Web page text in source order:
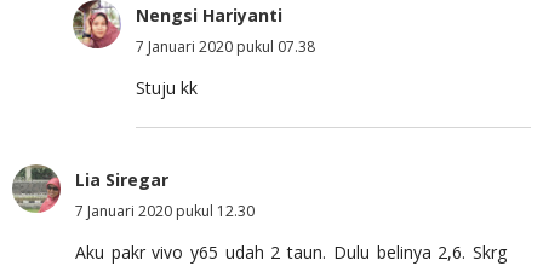
Nengsi Hariyanti
7 Januari 2020 pukul 07.38
Stuju kk
Lia Siregar
7 Januari 2020 pukul 12.30
Aku pakr vivo y65 udah 2 taun. Dulu belinya 2,6. Skrg